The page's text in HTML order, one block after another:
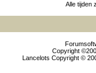
Alle tijden
Copyright
Lancelots Copyright ©